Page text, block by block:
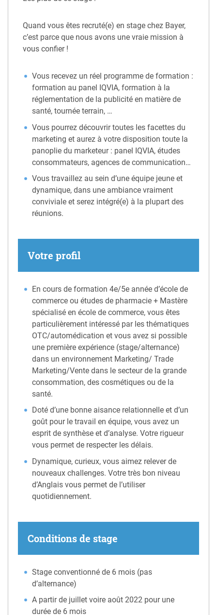
Quand vous êtes recruté(e) en stage chez Bayer,
c’est parce que nous avons une vraie mission à
vous confier !
Vous recevez un réel programme de formation :
formation au panel IQVIA, formation à la
réglementation de la publicité en matière de
santé, tournée terrain, …
Vous pourrez découvrir toutes les facettes du
marketing et aurez à votre disposition toute la
panoplie du marketeur : panel IQVIA, études
consommateurs, agences de communication…
Vous travaillez au sein d’une équipe jeune et
dynamique, dans une ambiance vraiment
conviviale et serez intégré(e) à la plupart des
réunions.
Votre profil
En cours de formation 4e/5e année d’école de
commerce ou études de pharmacie + Mastère
spécialisé en école de commerce, vous êtes
particulièrement intéressé par les thématiques
OTC/automédication et vous avez si possible
une première expérience (stage/alternance)
dans un environnement Marketing/ Trade
Marketing/Vente dans le secteur de la grande
consommation, des cosmétiques ou de la
santé.
Doté d’une bonne aisance relationnelle et d’un
goût pour le travail en équipe, vous avez un
esprit de synthèse et d’analyse. Votre rigueur
vous permet de respecter les délais.
Dynamique, curieux, vous aimez relever de
nouveaux challenges. Votre très bon niveau
d’Anglais vous permet de l’utiliser
quotidiennement.
Conditions de stage
Stage conventionné de 6 mois (pas
d’alternance)
A partir de juillet voire août 2022 pour une
durée de 6 mois